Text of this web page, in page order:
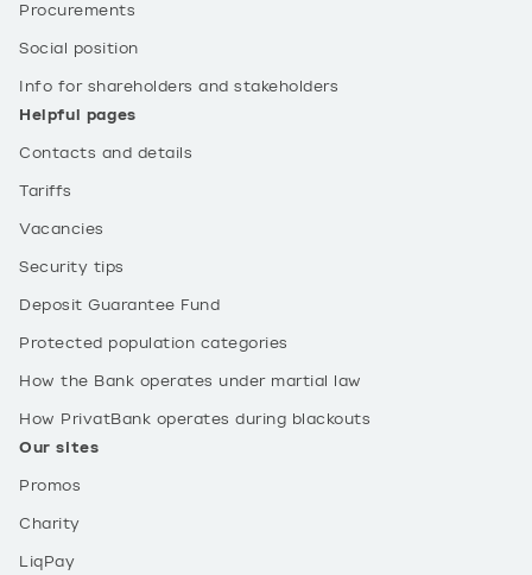
Procurements
Social position
Info for shareholders and stakeholders
Helpful pages
Contacts and details
Tariffs
Vacancies
Security tips
Deposit Guarantee Fund
Protected population categories
How the Bank operates under martial law
How PrivatBank operates during blackouts
Our sites
Promos
Charity
LiqPay